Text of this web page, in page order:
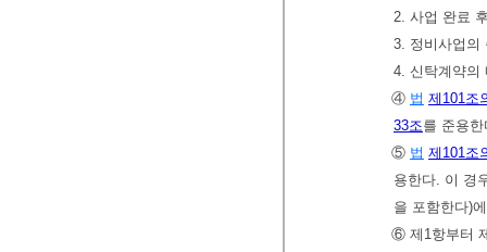
2. 사업 완료
3. 정비사업의
4. 신탁계약의
④ 법 제101조
33조를 준용한
⑤ 법 제101조
용한다. 이 경
을 포함한다)
⑥ 제1항부터